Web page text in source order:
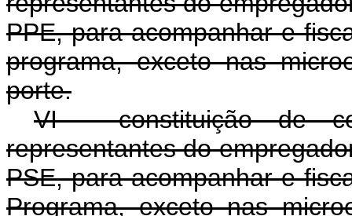
PPE, para acompanhar e
programa, exceto nas
porte.
VI - constituição de
representantes do
PSE, para acompanhar e
Programa, exceto nas